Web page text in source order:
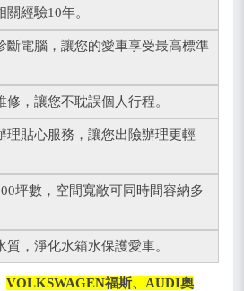
關經驗10年。
斷電腦，讓您的愛車享受最高標準
修，讓您不耽誤個人行程。
理貼心服務，讓您出險辦理更輕
坪數，空間寬敞可同時間容納多
質，淨化水箱水保護愛車。
VOLKSWAGEN福斯、AUDI奧